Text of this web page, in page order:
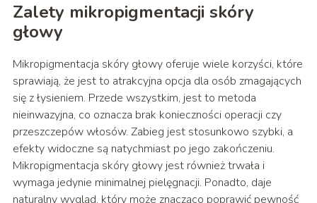
Zalety mikropigmentacji skóry
głowy
Mikropigmentacja skóry głowy oferuje wiele korzyści, które
sprawiają, że jest to atrakcyjna opcja dla osób zmagających
się z łysieniem. Przede wszystkim, jest to metoda
nieinwazyjna, co oznacza brak konieczności operacji czy
przeszczepów włosów. Zabieg jest stosunkowo szybki, a
efekty widoczne są natychmiast po jego zakończeniu.
Mikropigmentacja skóry głowy jest również trwała i
wymaga jedynie minimalnej pielęgnacji. Ponadto, daje
naturalny wygląd, który może znacząco poprawić pewność